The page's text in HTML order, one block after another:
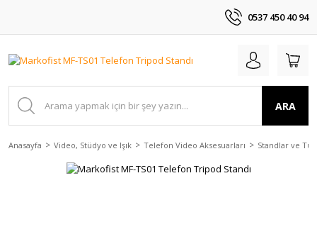
0537 450 40 94
ARA
Anasayfa Video, Stüdyo ve Işık Telefon Video Aksesuarları Standlar ve